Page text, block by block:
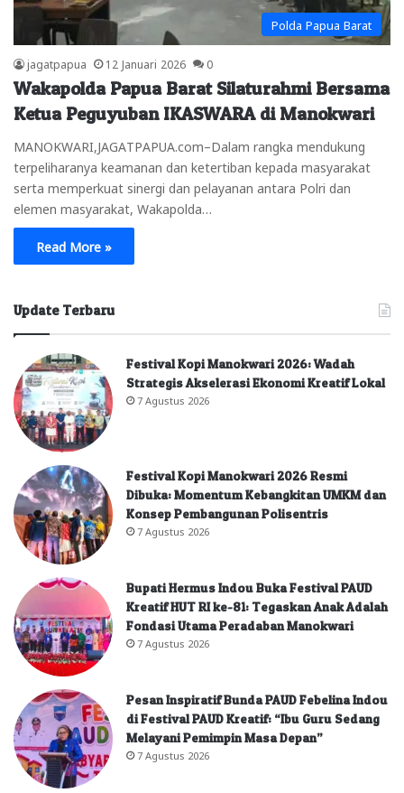
Polda Papua Barat
jagatpapua 12 Januari 2026 0
Wakapolda Papua Barat Silaturahmi Bersama
Ketua Peguyuban IKASWARA di Manokwari
‎MANOKWARI,JAGATPAPUA.com–Dalam rangka mendukung
terpeliharanya keamanan dan ketertiban kepada masyarakat
serta memperkuat sinergi dan pelayanan antara Polri dan
elemen masyarakat, Wakapolda…
Read More »
Update Terbaru
Festival Kopi Manokwari 2026: Wadah
Strategis Akselerasi Ekonomi Kreatif Lokal
7 Agustus 2026
Festival Kopi Manokwari 2026 Resmi
Dibuka: Momentum Kebangkitan UMKM dan
Konsep Pembangunan Polisentris
7 Agustus 2026
Bupati Hermus Indou Buka Festival PAUD
Kreatif HUT RI ke-81: Tegaskan Anak Adalah
Fondasi Utama Peradaban Manokwari
7 Agustus 2026
Pesan Inspiratif Bunda PAUD Febelina Indou
di Festival PAUD Kreatif: “Ibu Guru Sedang
Melayani Pemimpin Masa Depan”
7 Agustus 2026